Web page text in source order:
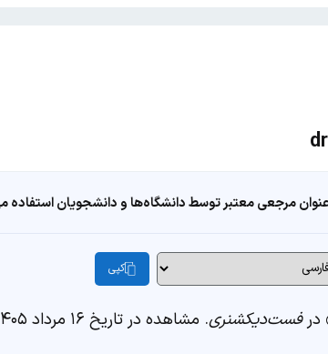
مرجعی معتبر توسط دانشگاه‌ها و دانشجویان استفاده
کپی
فست‌دیکشنری. مشاهده در تاریخ ۱۶ مرداد ۱۴۰۵، از https://fastdic.com/word/drop shot